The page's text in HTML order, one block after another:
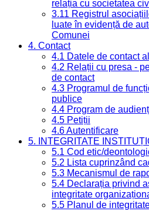
relația cu societatea
3.11 Registrul
luate în evidență de
Comunei
4. Contact
4.1 Datele de contact
4.2 Relații cu presa -
de contact
4.3 Programul de
publice
4.4 Program de
4.5 Petiții
4.6 Autentificare
5. INTEGRITATE
5.1 Cod etic/
5.2 Lista cuprinzând
5.3 Mecanismul de
5.4 Declarația privind
integritate
5.5 Planul de